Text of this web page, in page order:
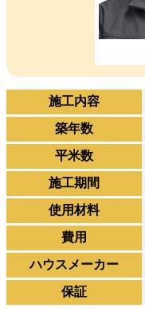
施工内容
築年数
平米数
施工期間
使用材料
費用
ハウスメーカー
保証